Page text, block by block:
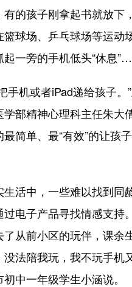
有的孩子刚拿起书就放下
篮球场、乒乓球场等运动
起一旁的手机低头“休息
机或者iPad递给孩子。
学部精神心理科主任朱大
简单、最“有效”的让孩
活中，一些难以找到同
电子产品寻找情感支持
从前小区的玩伴，课余
法陪我玩，我不玩手机
中一年级学生小涵说。